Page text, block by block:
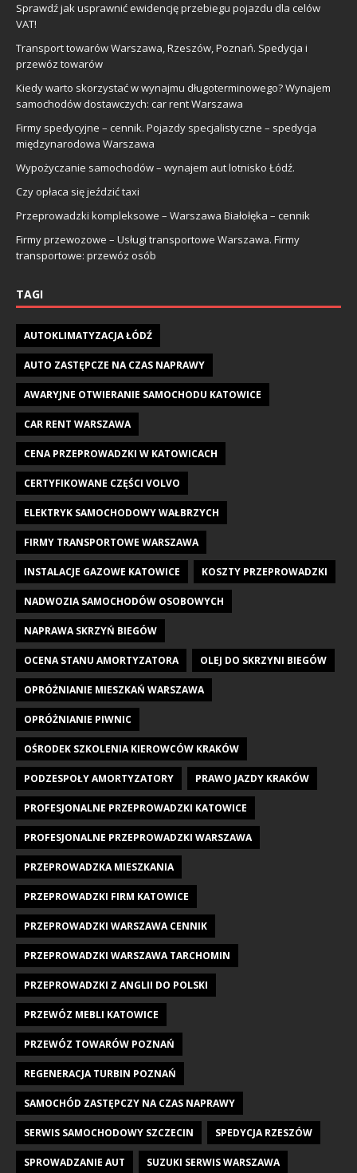
Sprawdź jak usprawnić ewidencję przebiegu pojazdu dla celów
VAT!
Transport towarów Warszawa, Rzeszów, Poznań. Spedycja i
przewóz towarów
Kiedy warto skorzystać w wynajmu długoterminowego? Wynajem
samochodów dostawczych: car rent Warszawa
Firmy spedycyjne – cennik. Pojazdy specjalistyczne – spedycja
międzynarodowa Warszawa
Wypożyczanie samochodów – wynajem aut lotnisko Łódź.
Czy opłaca się jeździć taxi
Przeprowadzki kompleksowe – Warszawa Białołęka – cennik
Firmy przewozowe – Usługi transportowe Warszawa. Firmy
transportowe: przewóz osób
TAGI
AUTOKLIMATYZACJA ŁÓDŹ
AUTO ZASTĘPCZE NA CZAS NAPRAWY
AWARYJNE OTWIERANIE SAMOCHODU KATOWICE
CAR RENT WARSZAWA
CENA PRZEPROWADZKI W KATOWICACH
CERTYFIKOWANE CZĘŚCI VOLVO
ELEKTRYK SAMOCHODOWY WAŁBRZYCH
FIRMY TRANSPORTOWE WARSZAWA
INSTALACJE GAZOWE KATOWICE KOSZTY PRZEPROWADZKI
NADWOZIA SAMOCHODÓW OSOBOWYCH
NAPRAWA SKRZYŃ BIEGÓW
OCENA STANU AMORTYZATORA OLEJ DO SKRZYNI BIEGÓW
OPRÓŻNIANIE MIESZKAŃ WARSZAWA
OPRÓŻNIANIE PIWNIC
OŚRODEK SZKOLENIA KIEROWCÓW KRAKÓW
PODZESPOŁY AMORTYZATORY PRAWO JAZDY KRAKÓW
PROFESJONALNE PRZEPROWADZKI KATOWICE
PROFESJONALNE PRZEPROWADZKI WARSZAWA
PRZEPROWADZKA MIESZKANIA
PRZEPROWADZKI FIRM KATOWICE
PRZEPROWADZKI WARSZAWA CENNIK
PRZEPROWADZKI WARSZAWA TARCHOMIN
PRZEPROWADZKI Z ANGLII DO POLSKI
PRZEWÓZ MEBLI KATOWICE
PRZEWÓZ TOWARÓW POZNAŃ
REGENERACJA TURBIN POZNAŃ
SAMOCHÓD ZASTĘPCZY NA CZAS NAPRAWY
SERWIS SAMOCHODOWY SZCZECIN SPEDYCJA RZESZÓW
SPROWADZANIE AUT SUZUKI SERWIS WARSZAWA